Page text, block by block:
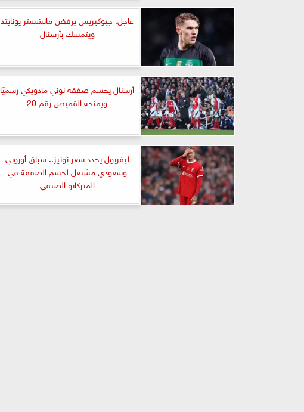
عاجل: جيوكيريس يرفض مانشستر يونايتد
ويتمسك بأرسنال
أرسنال يحسم صفقة نوني مادويكي رسميًا
ويمنحه القميص رقم 20
ليفربول يحدد سعر نونيز.. سباق أوروبي
وسعودي مشتعل لحسم الصفقة في
الميركاتو الصيفي